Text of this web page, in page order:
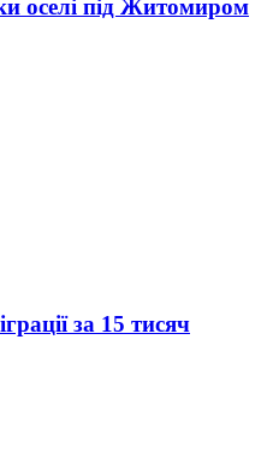
оселі під Житомиром
за 15 тисяч